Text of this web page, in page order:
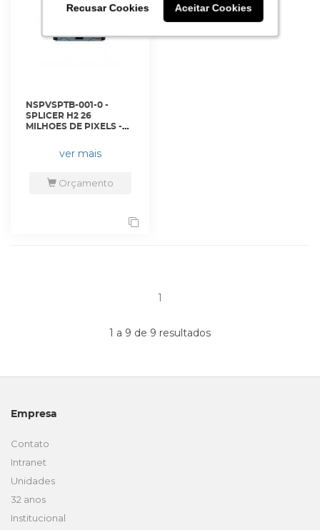
Recusar Cookies Aceitar Cookies
Recusar Cookies Aceitar Cookies
NSPVSPTB-001-0 -
SPLICER H2 26
MILHOES DE PIXELS -
ver mais
Orçamento
1
1 a 9 de 9 resultados
Empresa
Contato
Intranet
Unidades
32 anos
Institucional